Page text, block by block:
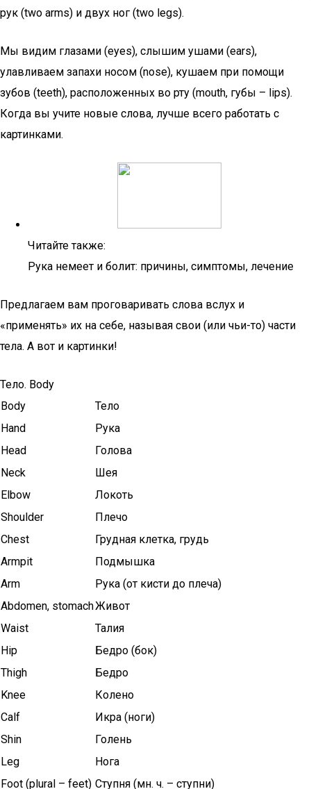
рук (two arms) и двух ног (two legs).
Мы видим глазами (eyes), слышим ушами (ears),
улавливаем запахи носом (nose), кушаем при помощи
зубов (teeth), расположенных во рту (mouth, губы – lips).
Когда вы учите новые слова, лучше всего работать с
картинками.
Читайте также:
Рука немеет и болит: причины, симптомы, лечение
Предлагаем вам проговаривать слова вслух и
«применять» их на себе, называя свои (или чьи-то) части
тела. А вот и картинки!
Тело. Body
Body
Тело
Hand
Рука
Head
Голова
Neck
Шея
Elbow
Локоть
Shoulder
Плечо
Chest
Грудная клетка, грудь
Armpit
Подмышка
Arm
Рука (от кисти до плеча)
Abdomen, stomachЖивот
Waist
Талия
Hip
Бедро (бок)
Thigh
Бедро
Knee
Колено
Calf
Икра (ноги)
Shin
Голень
Leg
Нога
Foot (plural – feet) Ступня (мн. ч. – ступни)